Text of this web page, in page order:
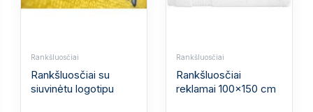
Rankšluosčiai
Rankšluosčiai su
siuvinėtu logotipu
Rankšluosčiai
Rankšluosčiai
reklamai 100x150 cm